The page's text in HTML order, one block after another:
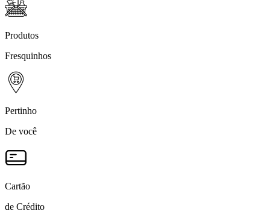
Produtos
Fresquinhos
Pertinho
De você
Cartão
de Crédito